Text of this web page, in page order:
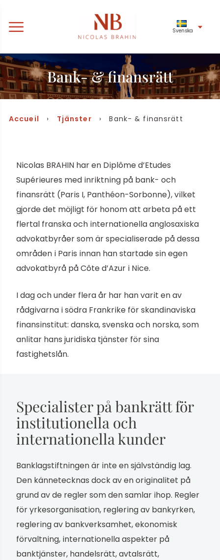
Svenska
Bank- & finansrätt
Accueil › Tjänster › Bank- & finansrätt
Nicolas BRAHIN har en Diplôme d’Etudes
Supérieures med inriktning på bank- och
finansrätt (Paris I, Panthéon-Sorbonne), vilket
gjorde det möjligt för honom att arbeta på ett
flertal franska och internationella anglosaxiska
advokatbyråer som är specialiserade på dessa
områden i Paris innan han startade sin egen
advokatbyrå på Côte d’Azur i Nice.
I dag och under flera år har han varit en av
rådgivarna i södra Frankrike för skandinaviska
finansinstitut: danska, svenska och norska, som
anlitar hans juridiska tjänster för sina
fastighetslån.
Specialister på bankrättför
institutionella och
internationella kunder
Banklagstiftningen är inte en självständig lag.
Den kännetecknas dock av en originalitet på
grund av de regler som den samlar ihop. Regler
för yrkesorganisation, reglering av bankyrken,
reglering av bankverksamhet, ekonomisk
förvaltning, internationella aspekter på
banktjänster, handelsrätt, avtalsrätt,